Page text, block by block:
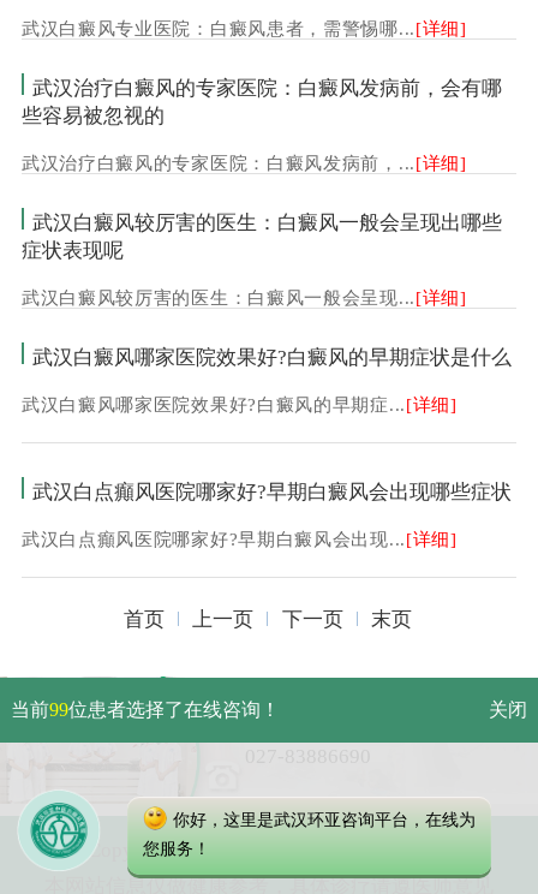
武汉白癜风专业医院：白癜风患者，需警惕哪...[详细]
武汉治疗白癜风的专家医院：白癜风发病前，会有哪
些容易被忽视的
武汉治疗白癜风的专家医院：白癜风发病前，...[详细]
武汉白癜风较厉害的医生：白癜风一般会呈现出哪些
症状表现呢
武汉白癜风较厉害的医生：白癜风一般会呈现...[详细]
武汉白癜风哪家医院效果好?白癜风的早期症状是什么
武汉白癜风哪家医院效果好?白癜风的早期症...[详细]
武汉白点癲风医院哪家好?早期白癜风会出现哪些症状
武汉白点癲风医院哪家好?早期白癜风会出现...[详细]
首页 上一页 下一页 末页
武汉市硚口区解放大道479号
Copyright 2025 武汉环亚中医白癜风医院
本网站信息仅做健康参考，具体诊疗请遵医师意见
当前99位患者选择了在线咨询！ 关闭
你好，这里是武汉环亚咨询平台，在线为
您服务！